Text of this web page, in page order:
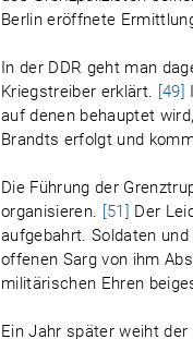
Berlin eröffnete
In der DDR geht man
Kriegstreiber erklärt. [49]
auf denen behauptet
Brandts erfolgt und
Die Führung der
organisieren.
[51]
Der
aufgebahrt. Soldaten
offenen Sarg von ihm
militärischen Ehren
Ein Jahr später weiht